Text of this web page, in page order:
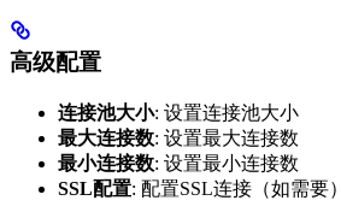
高级配置
连接池大小: 设置连接池大小
最大连接数: 设置最大连接数
最小连接数: 设置最小连接数
SSL配置: 配置SSL连接（如需要）